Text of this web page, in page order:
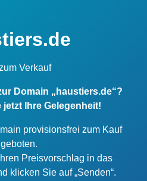
Verkauf
Domain „haustiers.de“?
jetzt Ihre Gelegenheit!
provisionsfrei zum Kauf
Preisvorschlag in das
klicken Sie auf „Senden“.